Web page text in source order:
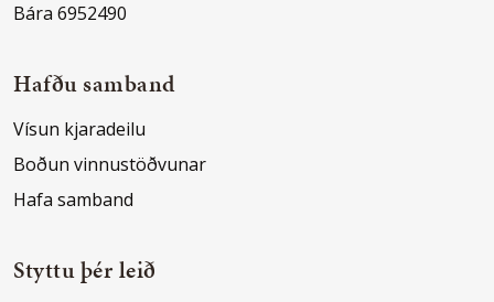
Bára 6952490
Hafðu samband
Vísun kjaradeilu
Boðun vinnustöðvunar
Hafa samband
Styttu þér leið